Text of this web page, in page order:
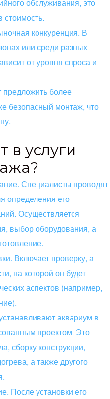
обслуживания, это
стоимость.
конкуренция. В
или среди разных
от уровня спроса и
более
безопасный монтаж, что
в услуги
Специалисты проводят
определения его
Осуществляется
выбор оборудования, а
Включает проверку, а
на которой он будет
аспектов (например,
аквариум в
проектом. Это
сборку конструкции,
а также другого
После установки его